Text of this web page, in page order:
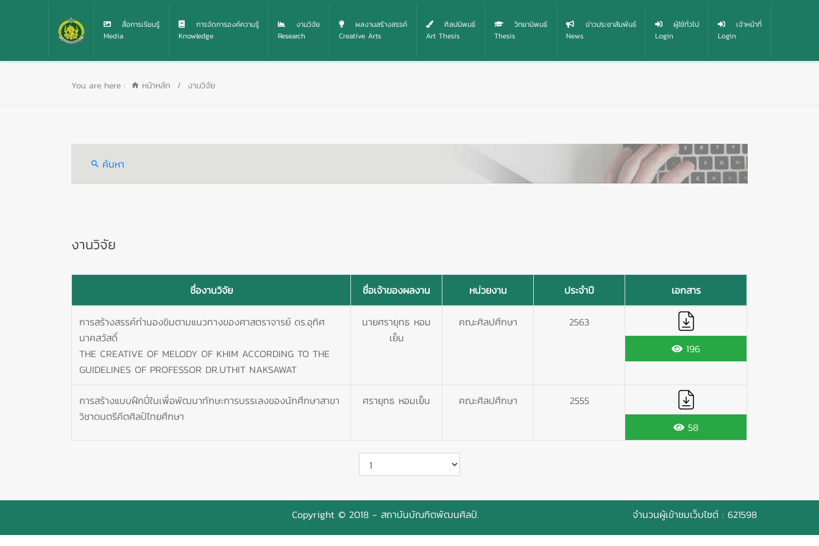
สื่อการเรียนรู้
Media
การจัดการองค์ความรู้
Knowledge
งานวิจัย
Research
ผลงานสร้างสรรค์
Creative Arts
ศิลปนิพนธ์
Art Thesis
วิทยานิพนธ์
Thesis
ข่าวประชาสัมพันธ์
News
ผู้ใช้ทั่วไป
Login
เจ้าหน้าที่
Login
You are here : หน้าหลัก / งานวิจัย
ค้นหา
งานวิจัย
ชื่องานวิจัย ชื่อเจ้าของผลงาน หน่วยงาน ประจำปี เอกสาร
การสร้างสรรค์ทำนองขิมตามแนวทางของศาสตราจารย์ ดร.อุทิศ
นาคสวัสดิ์
THE CREATIVE OF MELODY OF KHIM ACCORDING TO THE
GUIDELINES OF PROFESSOR DR.UTHIT NAKSAWAT
นายศรายุทธ หอม
เย็น
คณะศิลปศึกษา
2563
196
การสร้างแบบฝึกปี่ในเพื่อพัฒนาทักษะการบรรเลงของนักศึกษาสาขา
วิชาดนตรีคีตศิลป์ไทยศึกษา
ศรายุทธ หอมเย็น คณะศิลปศึกษา
2555
58
Copyright © 2018 - สถาบันบัณฑิตพัฒนศิลป์. จำนวนผู้เข้าชมเว็บไซต์ : 621598